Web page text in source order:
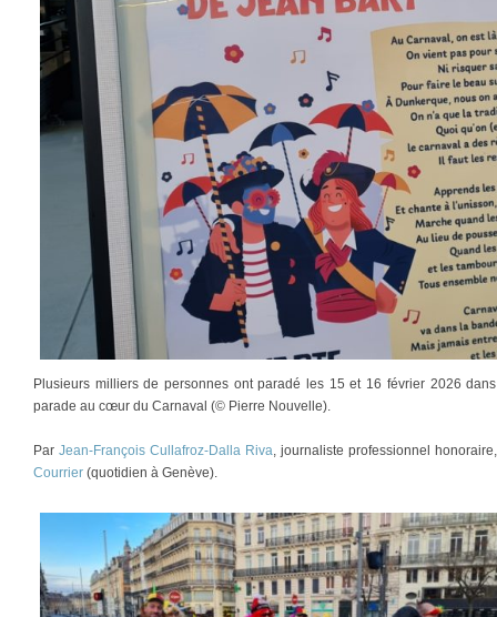
Plusieurs milliers de personnes ont paradé les 15 et 16 février 2026
parade au cœur du Carnaval (© Pierre Nouvelle).
Par Jean-François Cullafroz-Dalla Riva, journaliste professionnel
Courrier (quotidien à Genève).